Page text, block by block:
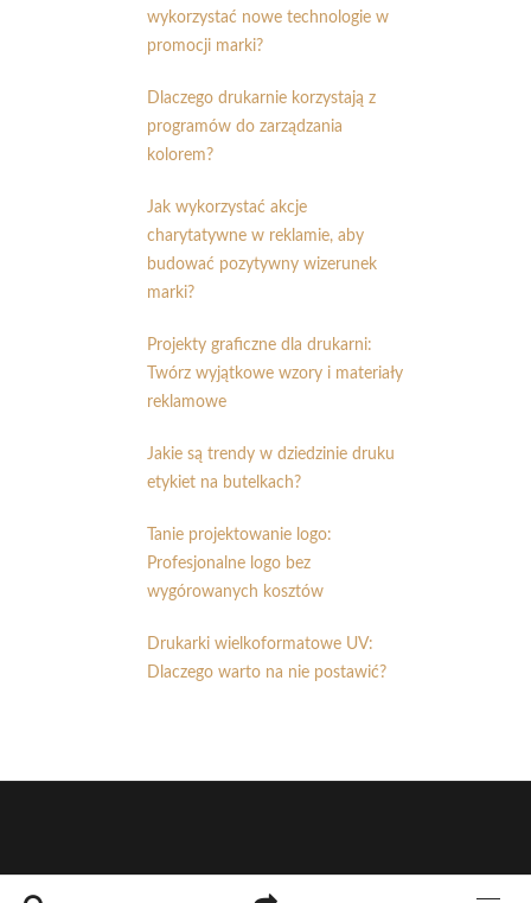
wykorzystać nowe technologie w
promocji marki?
Dlaczego drukarnie korzystają z
programów do zarządzania
kolorem?
Jak wykorzystać akcje
charytatywne w reklamie, aby
budować pozytywny wizerunek
marki?
Projekty graficzne dla drukarni:
Twórz wyjątkowe wzory i materiały
reklamowe
Jakie są trendy w dziedzinie druku
etykiet na butelkach?
Tanie projektowanie logo:
Profesjonalne logo bez
wygórowanych kosztów
Drukarki wielkoformatowe UV:
Dlaczego warto na nie postawić?